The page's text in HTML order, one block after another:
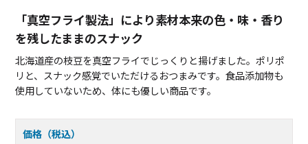
「真空フライ製法」により素材本来の色・味・香り
を残したままのスナック
北海道産の枝豆を真空フライでじっくりと揚げました。ポリポ
リと、スナック感覚でいただけるおつまみです。食品添加物も
使用していないため、体にも優しい商品です。
価格（税込）